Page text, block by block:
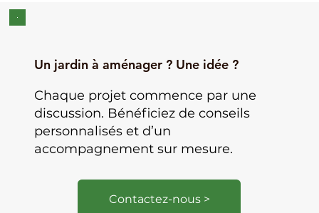
Un jardin à aménager ? Une idée ?
Chaque projet commence par une
discussion. Bénéficiez de conseils
personnalisés et d’un
accompagnement sur mesure.
Contactez-nous >